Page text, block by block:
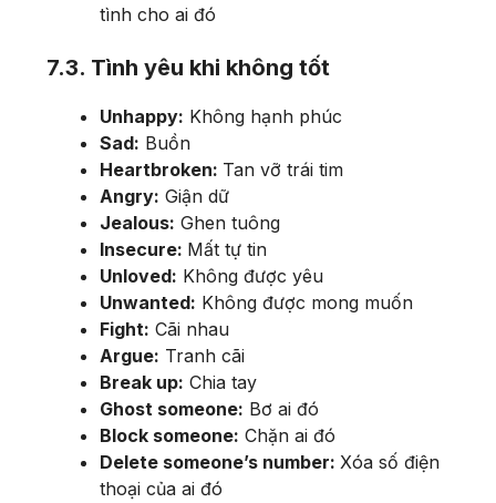
tình cho ai đó
7.3. Tình yêu khi không tốt
Unhappy: Không hạnh phúc
Sad: Buồn
Heartbroken: Tan vỡ trái tim
Angry: Giận dữ
Jealous: Ghen tuông
Insecure: Mất tự tin
Unloved: Không được yêu
Unwanted: Không được mong muốn
Fight: Cãi nhau
Argue: Tranh cãi
Break up: Chia tay
Ghost someone: Bơ ai đó
Block someone: Chặn ai đó
Delete someone’s number: Xóa số điện
thoại của ai đó